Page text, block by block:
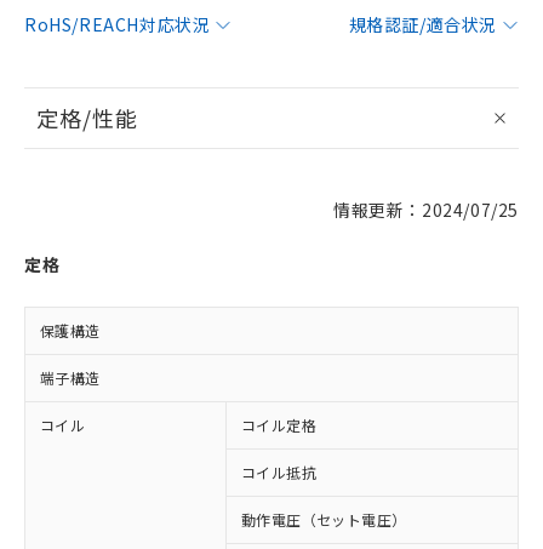
RoHS/REACH対応状況
規格認証/適合状況
定格/性能
情報更新：2024/07/25
定格
保護構造
端子構造
コイル コイル定格
コイル抵抗
動作電圧（セット電圧）